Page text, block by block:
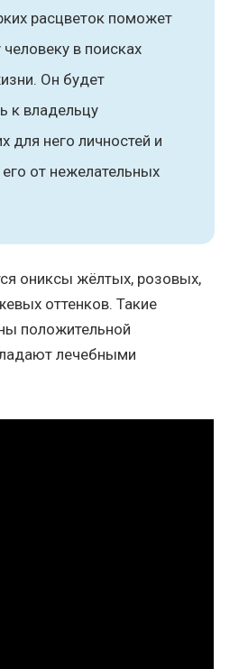
расцветок поможет
в поисках
Он будет
к владельцу
для него личностей и
от нежелательных
ониксы жёлтых, розовых,
оттенков. Такие
положительной
лечебными